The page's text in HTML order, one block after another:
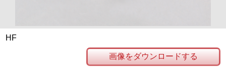
HF
画像をダウンロードする